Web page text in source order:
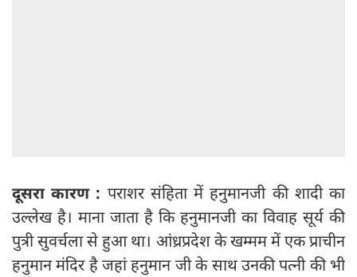
दूसरा कारण : पराशर संहिता में हनुमानजी की शादी का
उल्लेख है। माना जाता है कि हनुमानजी का विवाह सूर्य की
पुत्री सुवर्चला से हुआ था। आंध्रप्रदेश के खम्मम में एक प्राचीन
हनुमान मंदिर है जहां हनुमान जी के साथ उनकी पत्नी की भी